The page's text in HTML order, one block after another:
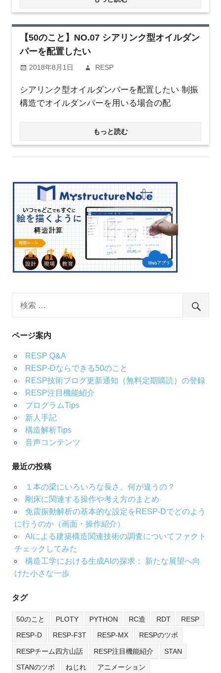
【50のこと】NO.07 シアリンク型オイルダン
パーを配置したい
2018年8月1日 RESP
シアリンク型オイルダンパーを配置したい 制振
構造でオイルダンパーを用いる場合の配
もっと読む
ページ案内
RESP Q&A
RESP-Dならできる50のこと
RESP技術ブログ更新通知（無料定期購読）の登録
RESP注目機能紹介
プログラムTips
新人手記
構造解析Tips
音声コンテンツ
最近の投稿
１本の梁にいろいろな長さ。何が違うの？
剛床に関連する操作や考え方のまとめ
免震振動解析の基本的な設定をRESP-Dでどのよう
に行うのか（画面・操作紹介）
AIによる建築構造関連技術の調査についてファクト
チェックしてみた
構造工学における生成AIの探求： 新たな展望へ向
けた小さな一歩
タグ
50のこと PLOTY PYTHON RC造 RDT RESP
RESP-D RESP-F3T RESP-MX RESPのツボ
RESPチーム四方山話 RESP注目機能紹介 STAN
STANのツボ ねじれ アニメーション